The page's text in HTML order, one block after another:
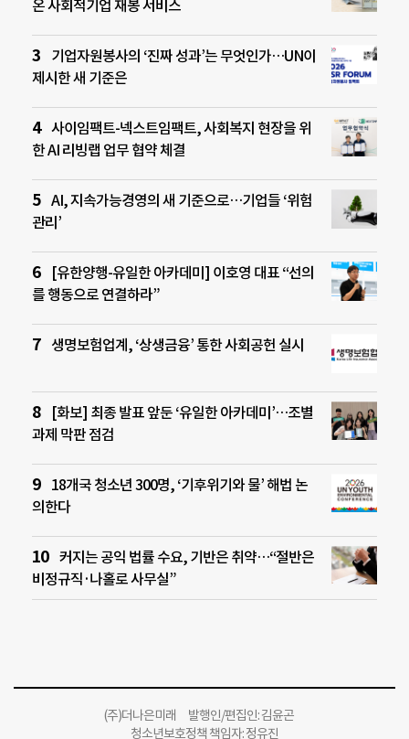
온 사회적기업 재봉 서비스
기업자원봉사의 ‘진짜 성과’는 무엇인가…UN이
제시한 새 기준은
사이임팩트-넥스트임팩트, 사회복지 현장을 위
한 AI 리빙랩 업무 협약 체결
AI, 지속가능경영의 새 기준으로…기업들 ‘위험
관리’
[유한양행-유일한 아카데미] 이호영 대표 “선의
를 행동으로 연결하라”
생명보험업계, ‘상생금융’ 통한 사회공헌 실시
[화보] 최종 발표 앞둔 ‘유일한 아카데미’…조별
과제 막판 점검
18개국 청소년 300명, ‘기후위기와 물’ 해법 논
의한다
커지는 공익 법률 수요, 기반은 취약…“절반은
비정규직·나홀로 사무실”
(주)더나은미래 발행인/편집인: 김윤곤
청소년보호정책 책임자: 정유진